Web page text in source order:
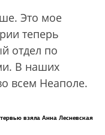
Это мое
теперь
отдел по
В наших
всем Неаполе.
взяла Анна Лесневская